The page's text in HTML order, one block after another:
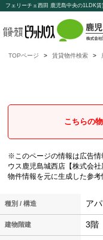
TOPページ 賃貸物件検索
こちらの
※このページの情報は広告情
ウス鹿児島城西店【株式会
物件情報を元に生成した参考
種別 / 構造 ア
建物階建 3階